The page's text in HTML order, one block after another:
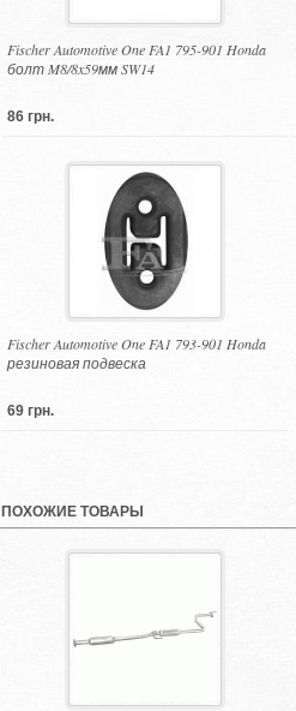
Fischer Automotive One FA1 795-901 Honda
болт M8/8x59мм SW14
86 грн.
Fischer Automotive One FA1 793-901 Honda
резиновая подвеска
69 грн.
ПОХОЖИЕ ТОВАРЫ